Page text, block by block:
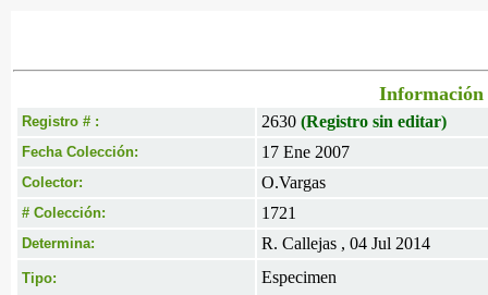
Información
Registro # : 2630 (Registro sin editar)
Fecha Colección: 17 Ene 2007
Colector: O.Vargas
# Colección: 1721
Determina: R. Callejas , 04 Jul 2014
Tipo: Especimen